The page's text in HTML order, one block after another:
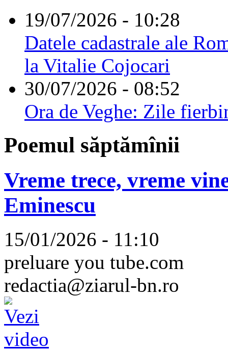
19/07/2026 - 10:28
Datele cadastrale ale
la Vitalie Cojocari
30/07/2026 - 08:52
Ora de Veghe: Zile
Poemul săptămînii
Vreme trece, vreme
Eminescu
15/01/2026 - 11:10
preluare you tube.com
redactia@ziarul-bn.ro